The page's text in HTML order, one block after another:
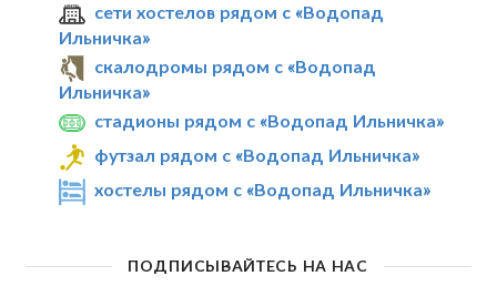
сети хостелов рядом с «Водопад
Ильничка»
скалодромы рядом с «Водопад
Ильничка»
стадионы рядом с «Водопад Ильничка»
футзал рядом с «Водопад Ильничка»
хостелы рядом с «Водопад Ильничка»
ПОДПИСЫВАЙТЕСЬ НА НАС